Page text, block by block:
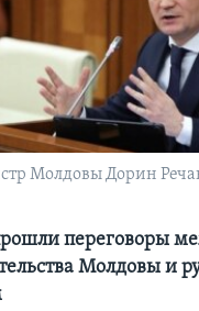
Молдовы Дорин
переговоры
Молдовы и